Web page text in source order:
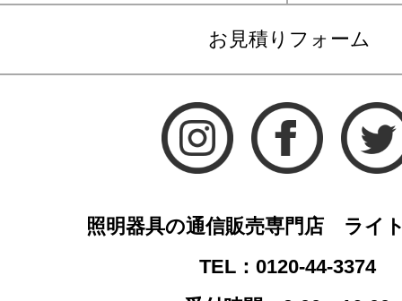
お見積りフォーム
照明器具の通信販売専門店 ライ
TEL：0120-44-3374